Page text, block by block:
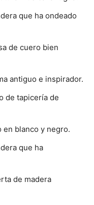
que ha ondeado
de cuero bien
antiguo e inspirador.
de tapicería de
en blanco y negro.
que ha
de madera